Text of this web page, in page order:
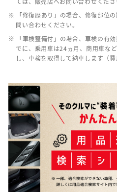
※ 「修復歴あり」の場合、修復部位
問い合わせください。
※ 「車検整備付」の場合、車検の有
でに、乗用車は24ヵ月、商用車な
し、車検を取得して納車します（費